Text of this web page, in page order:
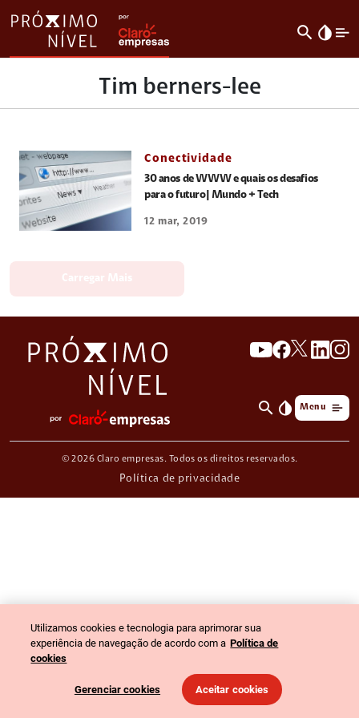
search invert_colors
Tim berners-lee
Conectividade
30 anos de WWW e quais os desafios
para o futuro| Mundo + Tech
12 mar, 2019
search invert_colors Menu
© 2026 Claro empresas. Todos os direitos reservados.
Política de privacidade
Utilizamos cookies e tecnologia para aprimorar sua
experiência de navegação de acordo com a Política de
cookies
Gerenciar cookies Aceitar cookies